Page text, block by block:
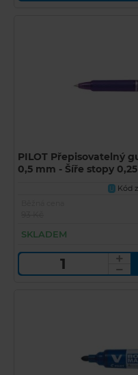
PILOT Přepisovatelný
0,5 mm - Šíře stopy
U
Kód
SKLADEM